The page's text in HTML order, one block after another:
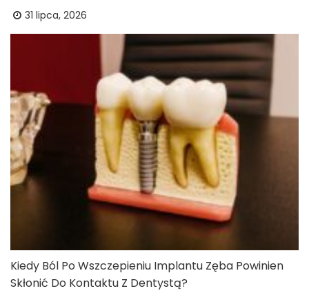
31 lipca, 2026
Kiedy Ból Po Wszczepieniu Implantu Zęba Powinien
Skłonić Do Kontaktu Z Dentystą?